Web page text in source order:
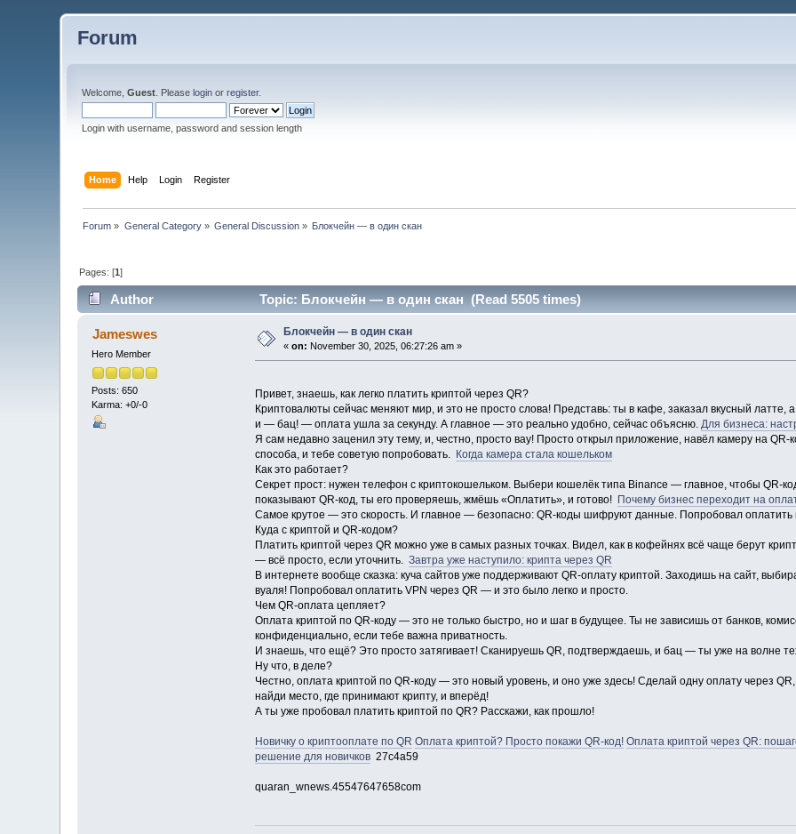
Forum
Welcome,Guest . Pleaselogin orregister.
Login with username, password and session length
Home Help Login Register
Forum » General Category» General Discussion » Блокчейн — в один скан
Pages: [1]
Author Topic: Блокчейн — в один скан (Read 5505 times)
Jameswes
Hero Member
Posts: 650
Karma: +0/-0
Блокчейн — в один скан
«on: November 30, 2025, 06:27:26 am »
Привет, знаешь, как легко платить криптой через QR?
Криптовалюты сейчас меняют мир, и это не просто слова! Представь: ты в кафе, заказал вкусный
и — бац! — оплата ушла за секунду. А главное — это реально удобно, сейчас объясню. Для бизнеса:
Я сам недавно заценил эту тему, и, честно, просто вау! Просто открыл приложение, навёл камеру на QR-
способа, и тебе советую попробовать. Когда камера стала кошельком
Как это работает?
Секрет прост: нужен телефон с криптокошельком. Выбери кошелёк типа Binance — главное, чтобы QR-
показывают QR-код, ты его проверяешь, жмёшь «Оплатить», и готово! Почему бизнес переходит на
Самое крутое — это скорость. И главное — безопасно: QR-коды шифруют данные. Попробовал
Куда с криптой и QR-кодом?
Платить криптой через QR можно уже в самых разных точках. Видел, как в кофейнях всё чаще берут
— всё просто, если уточнить. Завтра уже наступило: крипта через QR
В интернете вообще сказка: куча сайтов уже поддерживают QR-оплату криптой. Заходишь на сайт,
вуаля! Попробовал оплатить VPN через QR — и это было легко и просто.
Чем QR-оплата цепляет?
Оплата криптой по QR-коду — это не только быстро, но и шаг в будущее. Ты не зависишь от банков,
конфиденциально, если тебе важна приватность.
И знаешь, что ещё? Это просто затягивает! Сканируешь QR, подтверждаешь, и бац — ты уже на волне
Ну что, в деле?
Честно, оплата криптой по QR-коду — это новый уровень, и оно уже здесь! Сделай одну оплату через
найди место, где принимают крипту, и вперёд!
А ты уже пробовал платить криптой по QR? Расскажи, как прошло!
Новичку о криптооплате по QR Оплата криптой? Просто покажи QR-код! Оплата криптой через QR:
решение для новичков27c4a59
quaran_wnews.45547647658com